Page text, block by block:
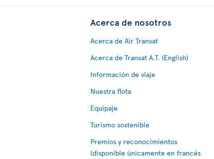
Acerca de nosotros
Acerca de Air Transat
Acerca de Transat A.T. (English)
Información de viaje
Nuestra flota
Equipaje
Turismo sostenible
Premios y reconocimientos
(disponible únicamente en francés